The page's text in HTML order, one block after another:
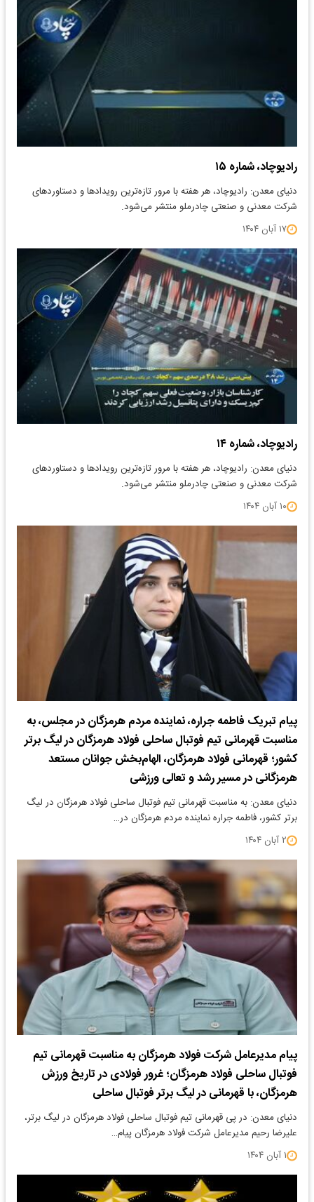
رادیوچاد، شماره ۱۵
دنیای معدن: رادیوچاد، هر هفته با مرور تازه‌ترین رویدادها و دستاوردهای
شرکت معدنی و صنعتی چادرملو منتشر می‌شود.
۱۷ آبان ۱۴۰۴
رادیوچاد، شماره ۱۴
دنیای معدن: رادیوچاد، هر هفته با مرور تازه‌ترین رویدادها و دستاوردهای
شرکت معدنی و صنعتی چادرملو منتشر می‌شود.
۱۰ آبان ۱۴۰۴
پیام تبریک فاطمه جراره، نماینده مردم هرمزگان در مجلس، به
مناسبت قهرمانی تیم فوتبال ساحلی فولاد هرمزگان در لیگ برتر
کشور؛ قهرمانی فولاد هرمزگان، الهام‌بخش جوانان مستعد
هرمزگانی در مسیر رشد و تعالی ورزشی
دنیای معدن: به مناسبت قهرمانی تیم فوتبال ساحلی فولاد هرمزگان در لیگ
برتر کشور، فاطمه جراره نماینده مردم هرمزگان در…
۲ آبان ۱۴۰۴
پیام مدیرعامل شرکت فولاد هرمزگان به مناسبت قهرمانی تیم
فوتبال ساحلی فولاد هرمزگان؛ غرور فولادی در تاریخ ورزش
هرمزگان، با قهرمانی در لیگ برتر فوتبال ساحلی
دنیای معدن: در پی قهرمانی تیم فوتبال ساحلی فولاد هرمزگان در لیگ برتر،
علیرضا رحیم مدیرعامل شرکت فولاد هرمزگان پیام…
۱ آبان ۱۴۰۴